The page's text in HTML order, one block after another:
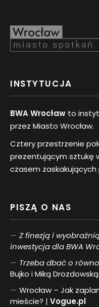
INSTYTUCJA
BWA Wrocław to
przez Miasto Wrocław.
Cztery przestrzenie
prezentującym sztukę
czasem zaskakujących
PISZĄ O NAS
Z finezją i
inwestycja dla BWA
Trzeba dbać o
Bujko i Miką
Wrocław – Jak
mieście? | Vogue.pl